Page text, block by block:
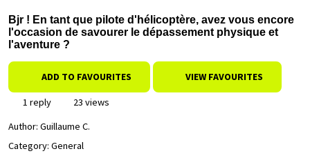
Bjr ! En tant que pilote d'hélicoptère, avez vous encore
l'occasion de savourer le dépassement physique et
l'aventure ?
ADD TO FAVOURITES VIEW FAVOURITES
1 reply
23 views
Author: Guillaume C.
Category: General